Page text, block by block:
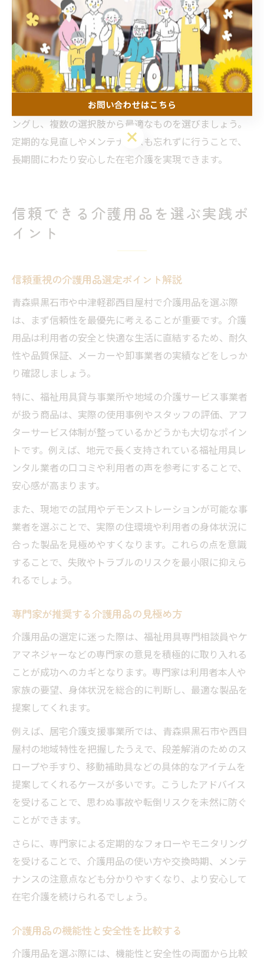
例えば、夜間の転倒リスクを低減するためのベッド柵
や、遠隔で様子を確認できる見守り機器を設置したこと
で、家族が安心して外出や就労を続けられるようになっ
た事例があります。こうした用品は、家族の生活リズム
や介護体制に合わせて選ぶことがポイントです。
導入時には、利用者の状態や家族の希望を丁寧にヒアリ
ングし、複数の選択肢から最適なものを選びましょう。
定期的な見直しやメンテナンスも忘れずに行うことで、
長期間にわたり安心した在宅介護を実現できます。
信頼できる介護用品を選ぶ実践ポ
イント
信頼重視の介護用品選定ポイント解説
青森県黒石市や中津軽郡西目屋村で介護用品を選ぶ際
は、まず信頼性を最優先に考えることが重要です。介護
用品は利用者の安全と快適な生活に直結するため、耐久
性や品質保証、メーカーや卸事業者の実績などをしっか
り確認しましょう。
特に、福祉用具貸与事業所や地域の介護サービス事業者
が扱う商品は、実際の使用事例やスタッフの評価、アフ
ターサービス体制が整っているかどうかも大切なポイン
トです。例えば、地元で長く支持されている福祉用具レ
ンタル業者の口コミや利用者の声を参考にすることで、
安心感が高まります。
また、現地での試用やデモンストレーションが可能な事
業者を選ぶことで、実際の住環境や利用者の身体状況に
合った製品を見極めやすくなります。これらの点を意識
することで、失敗やトラブルのリスクを最小限に抑えら
れるでしょう。
専門家が推奨する介護用品の見極め方
介護用品の選定に迷った際は、福祉用具専門相談員やケ
アマネジャーなどの専門家の意見を積極的に取り入れる
ことが成功へのカギとなります。専門家は利用者本人や
家族の要望、身体状況を総合的に判断し、最適な製品を
提案してくれます。
例えば、居宅介護支援事業所では、青森県黒石市や西目
屋村の地域特性を把握したうえで、段差解消のためのス
ロープや手すり、移動補助具などの具体的なアイテムを
提案してくれるケースが多いです。こうしたアドバイス
を受けることで、思わぬ事故や転倒リスクを未然に防ぐ
ことができます。
さらに、専門家による定期的なフォローやモニタリング
を受けることで、介護用品の使い方や交換時期、メンテ
ナンスの注意点なども分かりやすくなり、より安心して
在宅介護を続けられるでしょう。
介護用品の機能性と安全性を比較する
介護用品を選ぶ際には、機能性と安全性の両面から比較
お問い合わせはこちら
お問い合わせはこちら